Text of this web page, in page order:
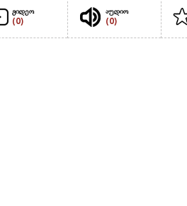
ვიდეო
(0)
აუდიო
(0)